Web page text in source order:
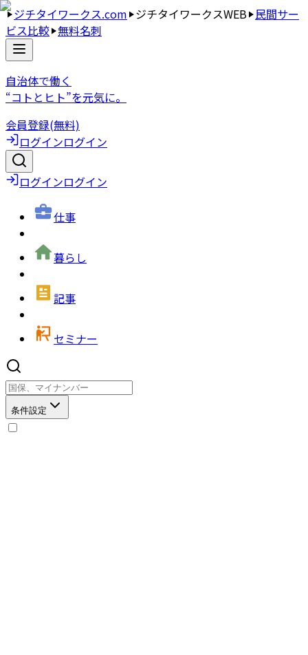
ジチタイワークス.com ジチタイワークスWEB 民間サー
ビス比較 無料名刺
自治体で働く
“コトとヒト”を元気に。
会員登録(無料)
ログインログイン
ログインログイン
仕事
暮らし
記事
セミナー
条件設定